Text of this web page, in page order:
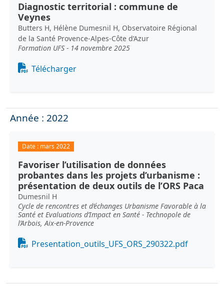
Diagnostic territorial : commune de
Veynes
Butters H, Hélène Dumesnil H, Observatoire Régional
de la Santé Provence-Alpes-Côte d’Azur
Formation UFS - 14 novembre 2025
Document
Télécharger
Année : 2022
Date : mars 2022
Favoriser l’utilisation de données
probantes dans les projets d’urbanisme :
présentation de deux outils de l’ORS Paca
Dumesnil H
Cycle de rencontres et d’échanges Urbanisme Favorable à la
Santé et Evaluations d’Impact en Santé - Technopole de
l’Arbois, Aix-en-Provence
Document
Presentation_outils_UFS_ORS_290322.pdf